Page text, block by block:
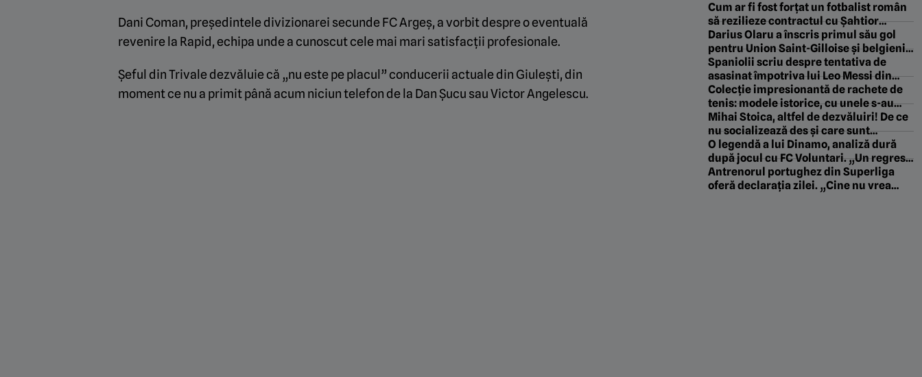
Dani Coman, președintele divizionarei secunde FC Argeș, a vorbit despre o eventuală
revenire la Rapid, echipa unde a cunoscut cele mai mari satisfacții profesionale.
Șeful din Trivale dezvăluie că „nu este pe placul” conducerii actuale din Giulești, din
moment ce nu a primit până acum niciun telefon de la Dan Șucu sau Victor Angelescu.
Cum ar fi fost forțat un fotbalist român
să rezilieze contractul cu Șahtior
Donețk. „M-a băgat într-o dubă și mi-a
zis să semnez”
Darius Olaru a înscris primul său gol
pentru Union Saint-Gilloise și belgienii
au dat verdictul
Spaniolii scriu despre tentativa de
asasinat împotriva lui Leo Messi din
timpul Cupei Mondiale: „O să zbor spre
el cu 4 bombe legate de corp!”
Colecție impresionantă de rachete de
tenis: modele istorice, cu unele s-au
câștigat turnee de Grand Slam, iar
altele au semnatura lui Ion Țiriac sau
Ilie Năstase
Mihai Stoica, altfel de dezvăluiri! De ce
nu socializează des și care sunt
prietenii adevărați. „Anul ăsta m-am
întâlnit cu Dan Petrescu”
O legendă a lui Dinamo, analiză dură
după jocul cu FC Voluntari. „Un regres,
iar scorul e exagerat”
Antrenorul portughez din Superliga
oferă declarația zilei. „Cine nu vrea